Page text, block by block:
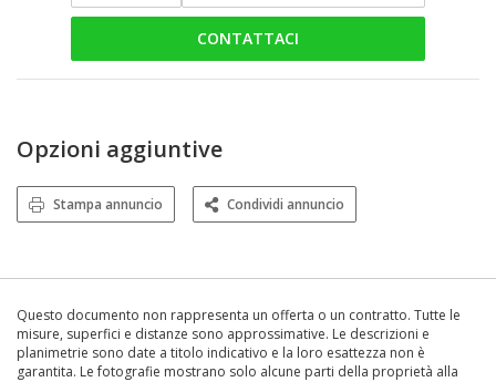
CONTATTACI
Opzioni aggiuntive
Stampa annuncio Condividi annuncio
Questo documento non rappresenta un offerta o un contratto. Tutte le
misure, superfici e distanze sono approssimative. Le descrizioni e
planimetrie sono date a titolo indicativo e la loro esattezza non è
garantita. Le fotografie mostrano solo alcune parti della proprietà alla